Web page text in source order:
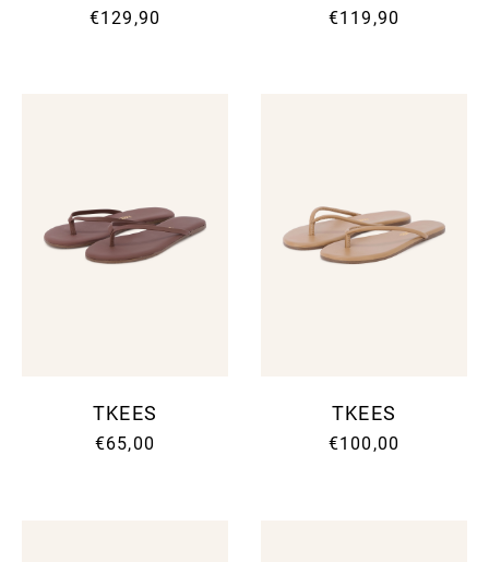
€129,90 €119,90
TKEES
€65,00
TKEES
€100,00